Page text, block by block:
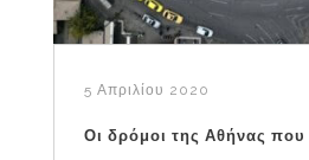
5 Απριλίου 2020
Οι δρόμοι της Αθήνας